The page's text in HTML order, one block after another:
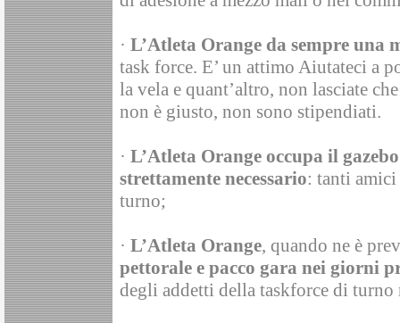
· L’Atleta Orange da sempre una
task force. E’ un attimo Aiutateci a
la vela e quant’altro, non lasciate
non è giusto, non sono stipendiati.
· L’Atleta Orange occupa il
strettamente necessario: tanti
turno;
· L’Atleta Orange, quando ne è
pettorale e pacco gara nei giorni
degli addetti della taskforce di